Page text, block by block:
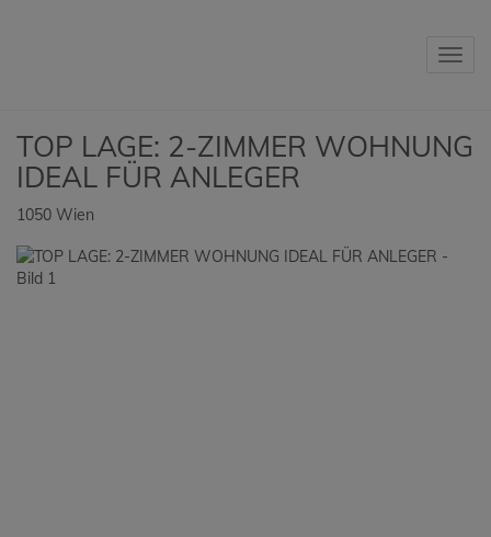
TOP LAGE: 2-ZIMMER WOHNUNG
IDEAL FÜR ANLEGER
1050 Wien